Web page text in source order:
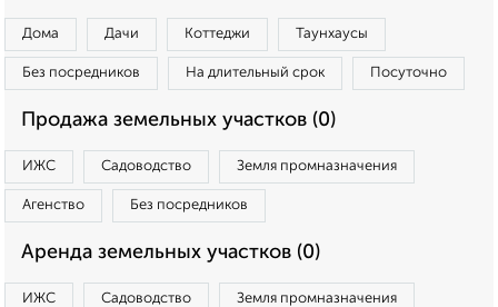
Дома Дачи Коттеджи Таунхаусы
Без посредников На длительный срок Посуточно
Продажа земельных участков (0)
ИЖС Садоводство Земля промназначения
Агенство Без посредников
Аренда земельных участков (0)
ИЖС Садоводство Земля промназначения